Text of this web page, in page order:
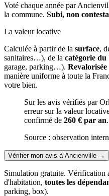
Voté chaque année par
la commune. Subi, non
La valeur locative
Calculée à partir de la surface,
sanitaires…), de la catégorie du
garage, parking…).
manière uniforme à toute la
votre bien.
Sur les avis vérifiés par
erreur sur la valeur
confirmé de 260 € par an.
Source : observation
Vérifier mon avis à Ancienville →
Simulation gratuite. Vérification
d'habitation, toutes les
parking, box).